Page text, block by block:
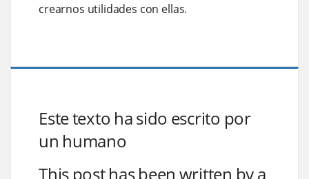
crearnos utilidades con ellas.
Este texto ha sido escrito por
un humano
This post has been written by a